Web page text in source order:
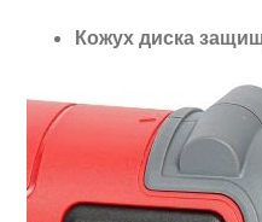
Кожух диска